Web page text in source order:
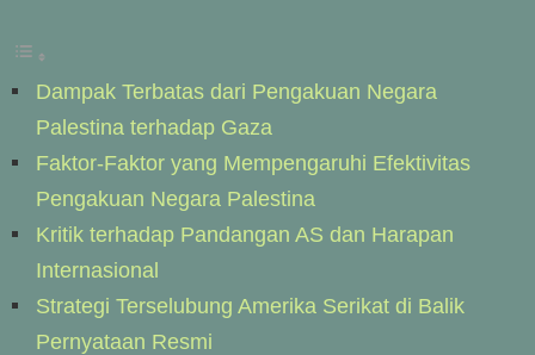
Dampak Terbatas dari Pengakuan Negara
Palestina terhadap Gaza
Faktor-Faktor yang Mempengaruhi Efektivitas
Pengakuan Negara Palestina
Kritik terhadap Pandangan AS dan Harapan
Internasional
Strategi Terselubung Amerika Serikat di Balik
Pernyataan Resmi